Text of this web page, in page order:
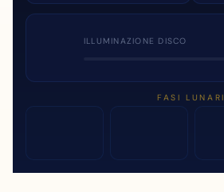
ILLUMINAZIONE DISCO
FASI LUNARI